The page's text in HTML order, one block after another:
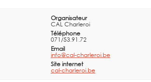
Organisateur
CAL Charleroi
Téléphone
071/53.91.72
Email
info@cal-charleroi.be
Site internet
cal-charleroi.be